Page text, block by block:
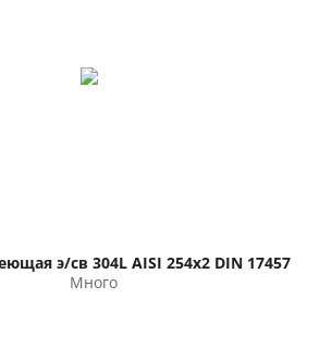
э/св 304L AISI 254х2 DIN 17457
Много